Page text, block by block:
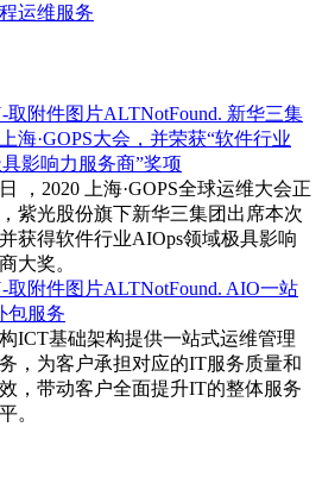
运维服务
新华三集
海·GOPS大会，并荣获“软件行业
影响力服务商”奖项
，2020 上海·GOPS全球运维大会正
紫光股份旗下新华三集团出席本次
获得软件行业AIOps领域极具影响
大奖。
AIO一站
包服务
ICT基础架构提供一站式运维管理
，为客户承担对应的IT服务质量和
，带动客户全面提升IT的整体服务
。